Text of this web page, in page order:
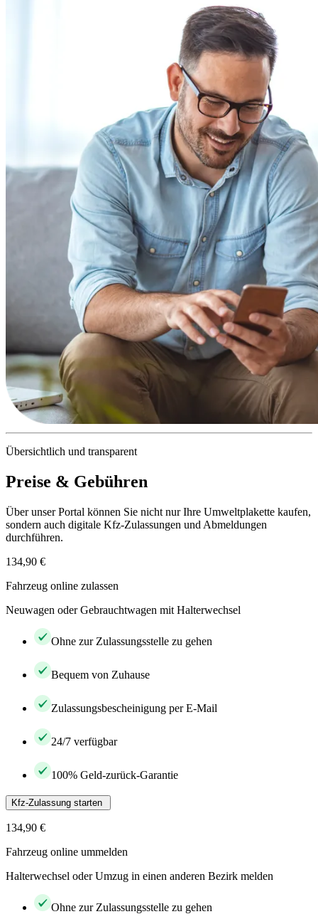
Übersichtlich und transparent
Preise & Gebühren
Über unser Portal können Sie nicht nur Ihre Umweltplakette kaufen,
sondern auch digitale Kfz-Zulassungen und Abmeldungen
durchführen.
134,90 €
Fahrzeug online zulassen
Neuwagen oder Gebrauchtwagen mit Halterwechsel
Ohne zur Zulassungsstelle zu gehen
Bequem von Zuhause
Zulassungsbescheinigung per E-Mail
24/7 verfügbar
100% Geld-zurück-Garantie
Kfz-Zulassung starten
134,90 €
Fahrzeug online ummelden
Halterwechsel oder Umzug in einen anderen Bezirk melden
Ohne zur Zulassungsstelle zu gehen